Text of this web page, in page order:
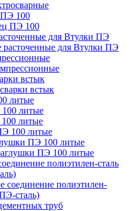
ПЭ 100
для Втулки ПЭ
встык
литые
литые
ПЭ 100 литые
полиэтилен-сталь
труб